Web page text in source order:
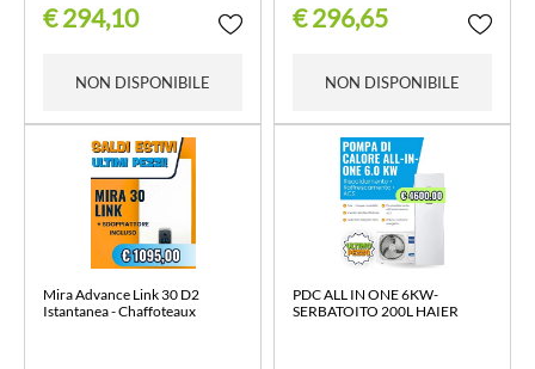
€ 294,10
NON DISPONIBILE
€ 296,65
NON DISPONIBILE
Mira Advance Link 30 D2
Istantanea - Chaffoteaux
PDC ALL IN ONE 6KW-
SERBATOITO 200L HAIER